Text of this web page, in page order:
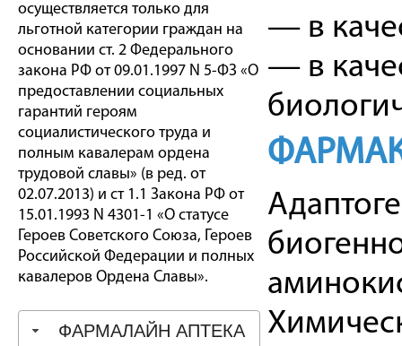
осуществляется только для
льготной категории граждан на
основании ст. 2 Федерального
закона РФ от 09.01.1997 N 5-ФЗ «О
предоставлении социальных
гарантий героям
социалистического труда и
полным кавалерам ордена
трудовой славы» (в ред. от
02.07.2013) и ст 1.1 Закона РФ от
15.01.1993 N 4301-1 «О статусе
Героев Советского Союза, Героев
Российской Федерации и полных
кавалеров Ордена Славы».
ФАРМАЛАЙН АПТЕКА
— в
— в